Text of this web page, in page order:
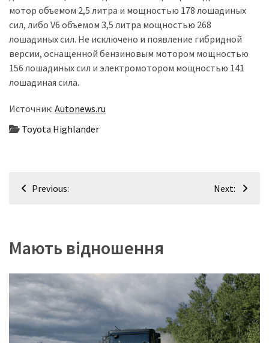
мотор объемом 2,5 литра и мощностью 178 лошадиных
сил, либо V6 объемом 3,5 литра мощностью 268
лошадиных сил. Не исключено и появление гибридной
версии, оснащенной бензиновым мотором мощностью
156 лошадиных сил и электромотором мощностью 141
лошадиная сила.
Источник: Autonews.ru
Toyota Highlander
Навігація
Previous: Next:
Мають відношення